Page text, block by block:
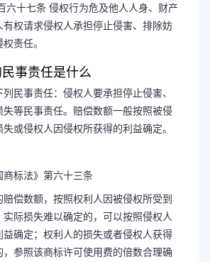
六十七条 侵权行为危及他人人身、财产
有权请求侵权人承担停止侵害、排除妨
责任。
事责任是什么
民事责任：侵权人要承担停止侵害、
失等民事责任。赔偿数额一般按照被侵
或侵权人因侵权所获得的利益确定。
商标法》第六十三条
偿数额，按照权利人因被侵权所受到
实际损失难以确定的，可以按照侵权人
益确定；权利人的损失或者侵权人获得
，参照该商标许可使用费的倍数合理确